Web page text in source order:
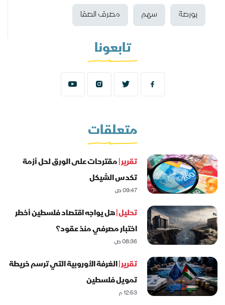
بورصة سهم مصرف الصفا
تابعونا
متعلقات
تقرير |مقترحات على الورق لحل أزمة
تكدس الشيكل
09:47 ص
تحليل |هل يواجه اقتصاد فلسطين أخطر
اختبار مصرفي منذ عقود؟
08:36 ص
تقرير |الغرفة الأوروبية التي ترسم خريطة
تمويل فلسطين
12:53 م